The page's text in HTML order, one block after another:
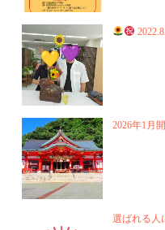
2026年1月
選ばれる人